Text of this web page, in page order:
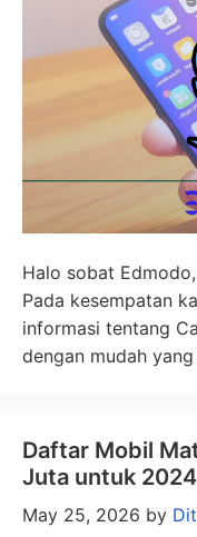
Halo sobat
Pada kesempatan
informasi tentang
dengan mudah
Daftar Mobil
Juta untuk 2024
May 25, 2026 by